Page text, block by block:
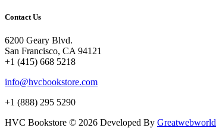
Contact Us
6200 Geary Blvd.
San Francisco, CA 94121
+1 (415) 668 5218
info@hvcbookstore.com
+1 (888) 295 5290
HVC Bookstore © 2026 Developed By Greatwebworld